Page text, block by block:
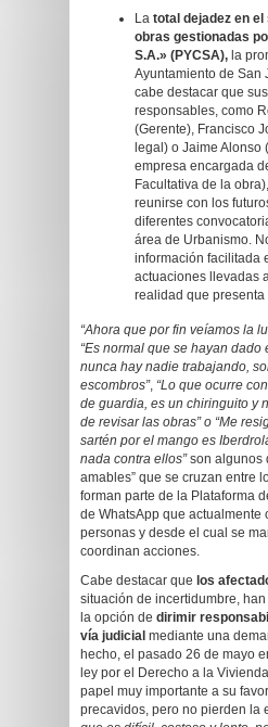
La total dejadez en
obras gestionadas
S.A.» (PYCSA), la
Ayuntamiento de San
cabe destacar que
responsables, como
(Gerente), Francisco
legal) o Jaime
empresa encargada
Facultativa de la
reunirse con los
diferentes
área de Urbanismo.
información facilitada
actuaciones llevadas
realidad que presenta
“Ahora que por fin veíamos la
“Es normal que se hayan dado
nunca hay nadie trabajando,
escombros”, “Lo que ocurre
de guardia, es un chiringuito y
de revisar las obras” o “Me
sartén por el mango es
nada contra ellos”son algunos
amables” que se cruzan entre
forman parte de la Plataforma
de WhatsApp que actualmente
personas y desde el cual se
coordinan acciones.
Cabe destacar que los
situación de incertidumbre,
la opción de dirimir
vía judicial mediante una
hecho, el pasado 26 de mayo
ley por el Derecho a la
papel muy importante a su
precavidos, pero no pierden la